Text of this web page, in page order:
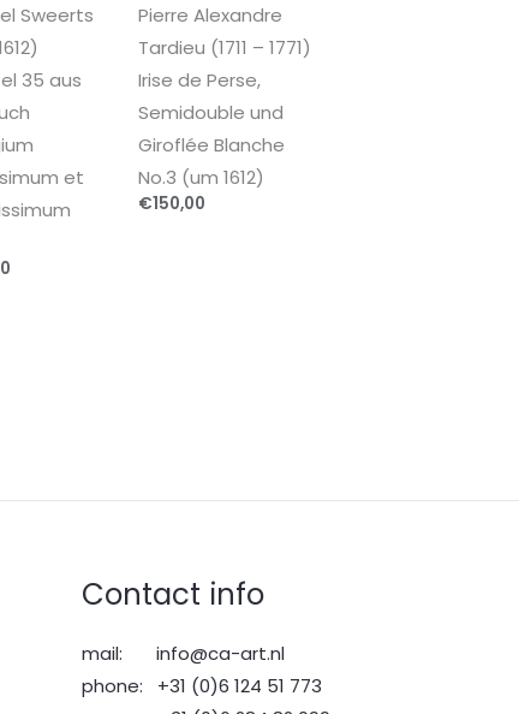
Sweerts
35 aus
et
Pierre Alexandre
Tardieu (1711 – 1771)
Irise de Perse,
Semidouble und
Giroflée Blanche
No.3 (um 1612)
€150,00
Contact info
mail: info@ca-art.nl
phone: +31 (0)6 124 51 773